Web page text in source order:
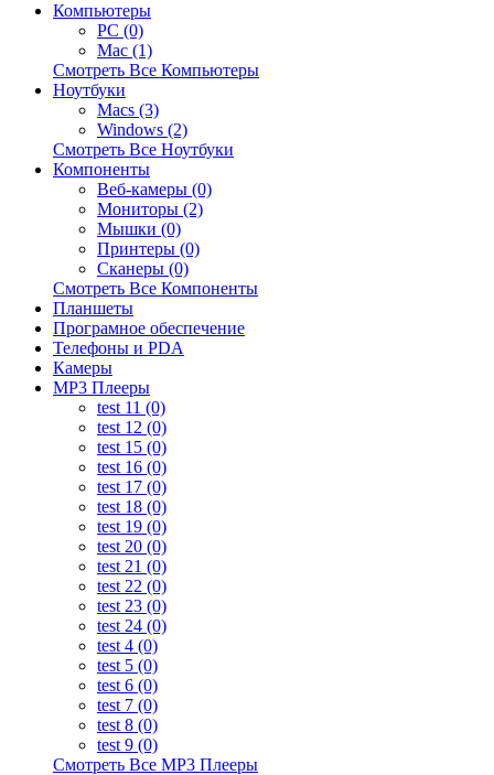
Компьютеры
PC (0)
Mac (1)
Смотреть Все Компьютеры
Ноутбуки
Macs (3)
Windows (2)
Смотреть Все Ноутбуки
Компоненты
Веб-камеры (0)
Мониторы (2)
Мышки (0)
Принтеры (0)
Сканеры (0)
Смотреть Все Компоненты
Планшеты
Програмное обеспечение
Телефоны и PDA
Камеры
MP3 Плееры
test 11 (0)
test 12 (0)
test 15 (0)
test 16 (0)
test 17 (0)
test 18 (0)
test 19 (0)
test 20 (0)
test 21 (0)
test 22 (0)
test 23 (0)
test 24 (0)
test 4 (0)
test 5 (0)
test 6 (0)
test 7 (0)
test 8 (0)
test 9 (0)
Смотреть Все MP3 Плееры